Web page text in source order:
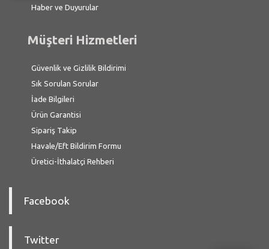
Haber ve Duyurular
Müşteri Hizmetleri
Güvenlik ve Gizlilik Bildirimi
Sık Sorulan Sorular
İade Bilgileri
Ürün Garantisi
Sipariş Takip
Havale/Eft Bildirim Formu
Üretici-İthalatçi Rehberi
Facebook
Twitter